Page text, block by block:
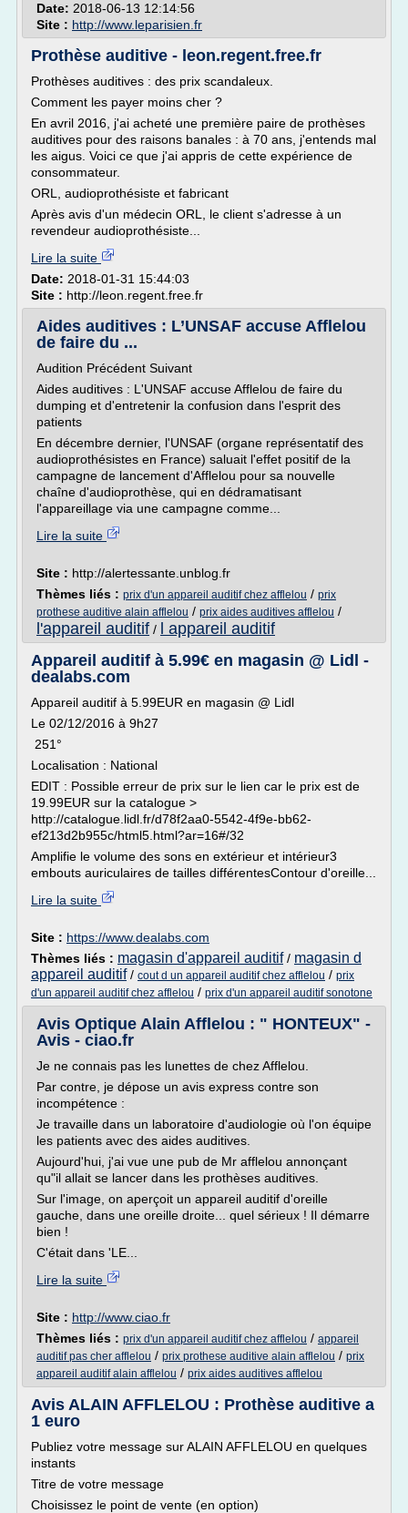
Date: 2018-06-13 12:14:56
Site : http://www.leparisien.fr
Prothèse auditive - leon.regent.free.fr
Prothèses auditives : des prix scandaleux.
Comment les payer moins cher ?
En avril 2016, j'ai acheté une première paire de prothèses
auditives pour des raisons banales : à 70 ans, j'entends mal
les aigus. Voici ce que j'ai appris de cette expérience de
consommateur.
ORL, audioprothésiste et fabricant
Après avis d'un médecin ORL, le client s'adresse à un
revendeur audioprothésiste...
Lire la suite
Date: 2018-01-31 15:44:03
Site : http://leon.regent.free.fr
Aides auditives : L’UNSAF accuse Afflelou
de faire du ...
Audition Précédent Suivant
Aides auditives : L'UNSAF accuse Afflelou de faire du
dumping et d'entretenir la confusion dans l'esprit des
patients
En décembre dernier, l'UNSAF (organe représentatif des
audioprothésistes en France) saluait l'effet positif de la
campagne de lancement d'Afflelou pour sa nouvelle
chaîne d'audioprothèse, qui en dédramatisant
l'appareillage via une campagne comme...
Lire la suite
Site : http://alertessante.unblog.fr
Thèmes liés : prix d'un appareil auditif chez afflelou / prix
prothese auditive alain afflelou / prix aides auditives afflelou /
l'appareil auditif /
l appareil auditif
Appareil auditif à 5.99€ en magasin @ Lidl -
dealabs.com
Appareil auditif à 5.99EUR en magasin @ Lidl
Le 02/12/2016 à 9h27
251°
Localisation : National
EDIT : Possible erreur de prix sur le lien car le prix est de
19.99EUR sur la catalogue >
http://catalogue.lidl.fr/d78f2aa0-5542-4f9e-bb62-
ef213d2b955c/html5.html?ar=16#/32
Amplifie le volume des sons en extérieur et intérieur3
embouts auriculaires de tailles différentesContour d'oreille...
Lire la suite
Site : https://www.dealabs.com
Thèmes liés : magasin d'appareil auditif/ magasin d
appareil auditif/ cout d un appareil auditif chez afflelou / prix
d'un appareil auditif chez afflelou / prix d'un appareil auditif sonotone
Avis Optique Alain Afflelou : " HONTEUX" -
Avis - ciao.fr
Je ne connais pas les lunettes de chez Afflelou.
Par contre, je dépose un avis express contre son
incompétence :
Je travaille dans un laboratoire d'audiologie où l'on équipe
les patients avec des aides auditives.
Aujourd'hui, j'ai vue une pub de Mr afflelou annonçant
qu"il allait se lancer dans les prothèses auditives.
Sur l'image, on aperçoit un appareil auditif d'oreille
gauche, dans une oreille droite... quel sérieux ! Il démarre
bien !
C'était dans 'LE...
Lire la suite
Site : http://www.ciao.fr
Thèmes liés : prix d'un appareil auditif chez afflelou / appareil
auditif pas cher afflelou / prix prothese auditive alain afflelou / prix
appareil auditif alain afflelou / prix aides auditives afflelou
Avis ALAIN AFFLELOU : Prothèse auditive a
1 euro
Publiez votre message sur ALAIN AFFLELOU en quelques
instants
Titre de votre message
Choisissez le point de vente (en option)